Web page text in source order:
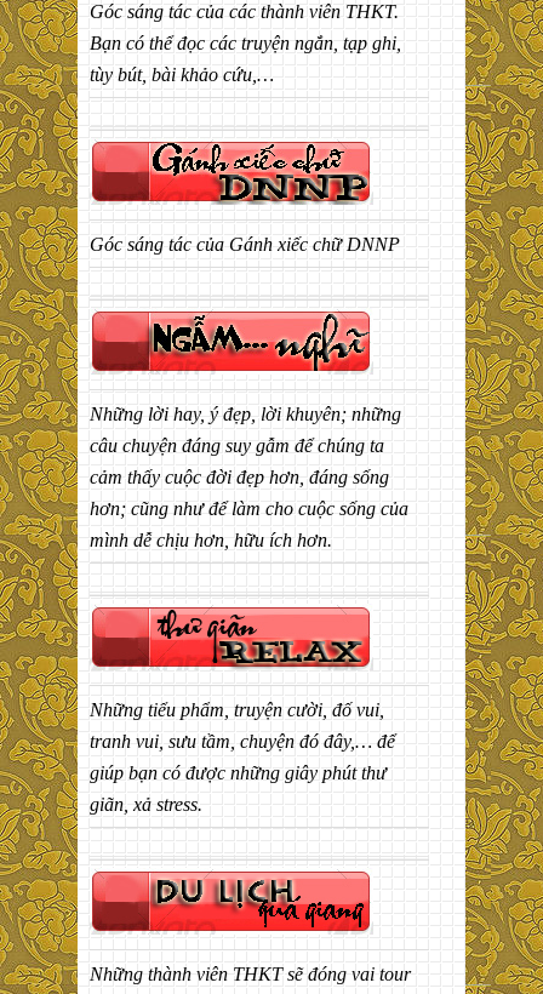
Góc sáng tác của các thành viên THKT.
Bạn có thể đọc các truyện ngắn, tạp ghi,
tùy bút, bài khảo cứu,…
Góc sáng tác của Gánh xiếc chữ DNNP
Những lời hay, ý đẹp, lời khuyên; những
câu chuyện đáng suy gẫm để chúng ta
cảm thấy cuộc đời đẹp hơn, đáng sống
hơn; cũng như để làm cho cuộc sống của
mình dễ chịu hơn, hữu ích hơn.
Những tiểu phẩm, truyện cười, đố vui,
tranh vui, sưu tầm, chuyện đó đây,… để
giúp bạn có được những giây phút thư
giãn, xả stress.
Những thành viên THKT sẽ đóng vai tour